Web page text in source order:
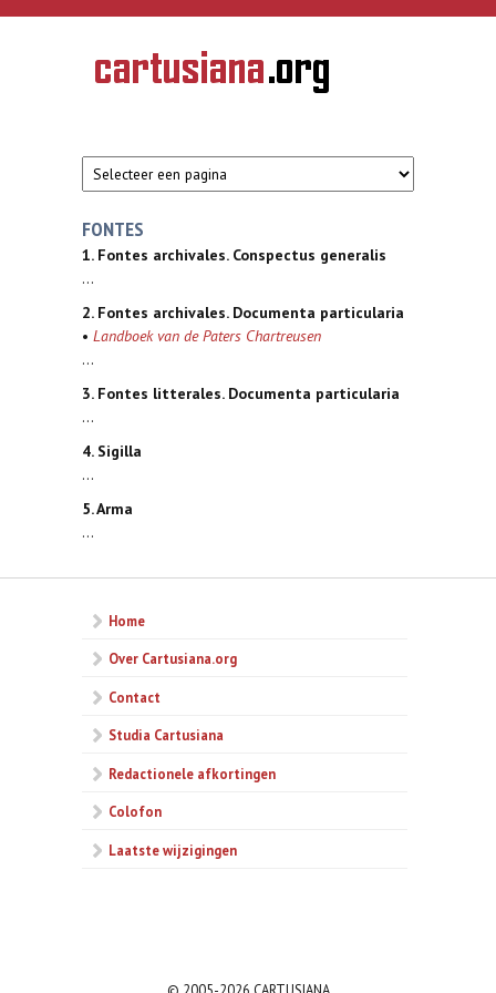
Overslaan en naar de inhoud gaan
CARTUSIANA
Geschiedenis
van de
FONTES
1. Fontes archivales. Conspectus generalis
...
2. Fontes archivales. Documenta particularia
• Landboek van de Paters Chartreusen
...
3. Fontes litterales. Documenta particularia
...
4. Sigilla
...
5. Arma
...
Home
Over Cartusiana.org
Contact
Studia Cartusiana
Redactionele afkortingen
Colofon
Laatste wijzigingen
© 2005-2026 CARTUSIANA